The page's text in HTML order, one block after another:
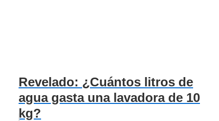
Revelado: ¿Cuántos litros de
agua gasta una lavadora de 10
kg?